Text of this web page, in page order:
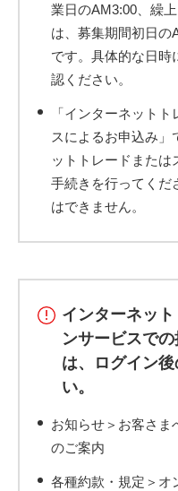
業日のAM3:00、繰
は、募集期間初日の
です。具体的な日時
認ください。
「インターネット
スによるお申込み」
ットトレードまたは
手続きを行ってくだ
はできません。
インターネッ
ンサービスで
は、ログイン
い。
お知らせ＞お客さま
のご案内
各種約款・規定＞オ